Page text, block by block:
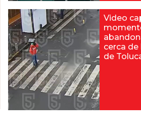
Video
cerca de
de